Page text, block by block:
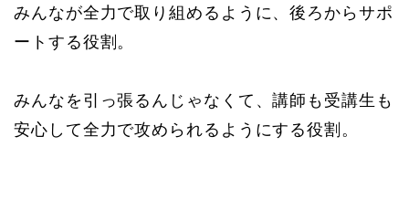
みんなが全力で取り組めるように、後ろからサポ
ートする役割。
みんなを引っ張るんじゃなくて、講師も受講生も
安心して全力で攻められるようにする役割。